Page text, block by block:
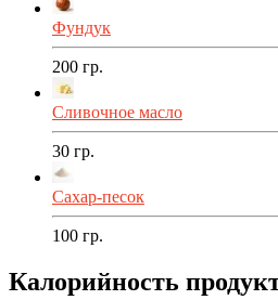
Фундук
200 гр.
Сливочное масло
30 гр.
Сахар-песок
100 гр.
Калорийность